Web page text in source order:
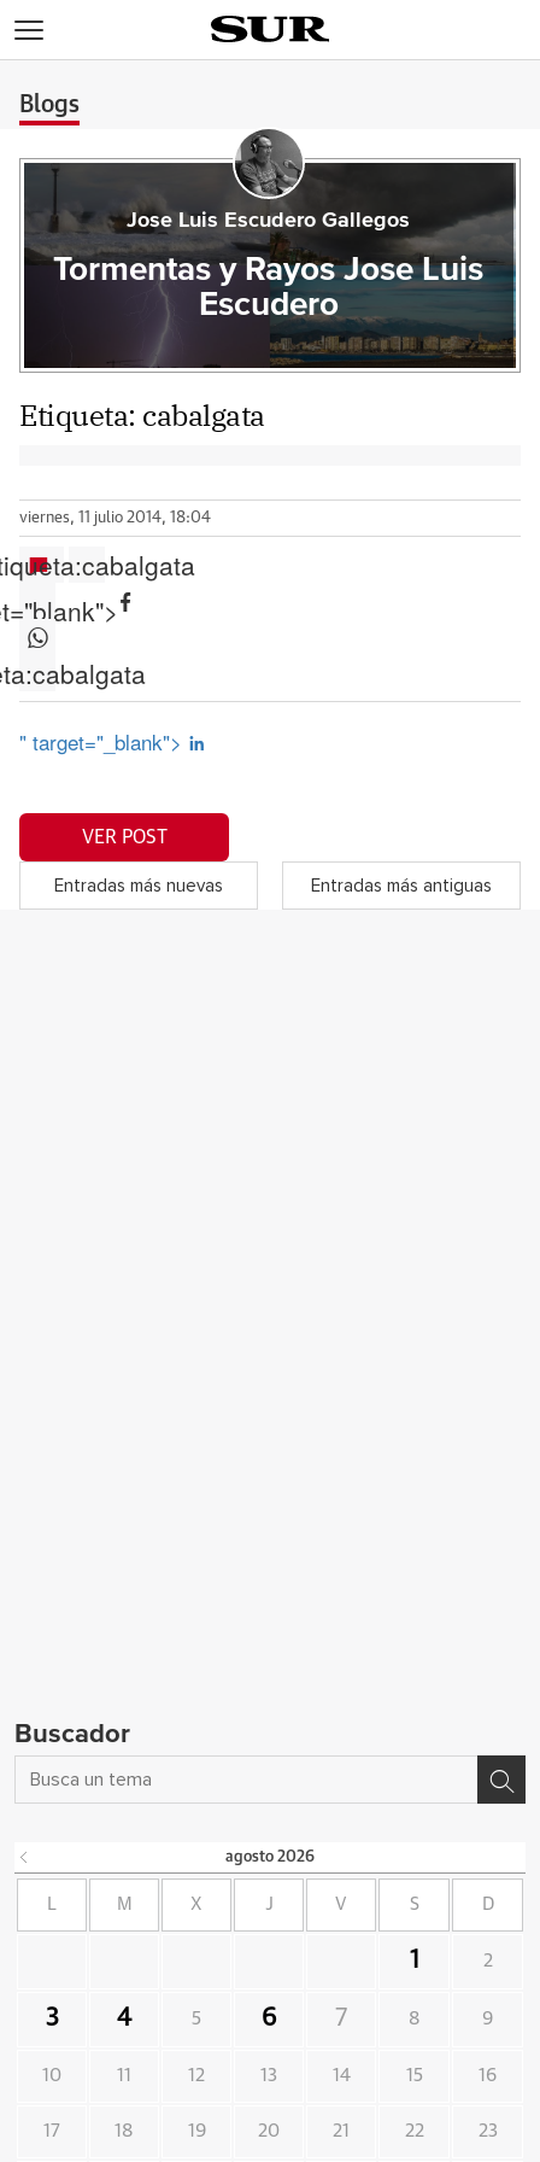
Blogs
Jose Luis Escudero Gallegos
Tormentas y Rayos Jose Luis
Escudero
Etiqueta: cabalgata
viernes, 11 julio 2014, 18:04
cabalgata
cabalgata
" target="_blank">
VER POST
Entradas más nuevas Entradas más antiguas
Buscador
agosto 2026
L M X J V S D
1 2
3 4 5 6 7 8 9
10 11 12 13 14 15 16
17 18 19 20 21 22 23